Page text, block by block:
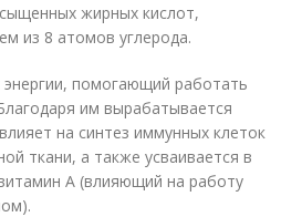
жирных кислот,
из 8 атомов углерода.
энергии, помогающий работать
им вырабатывается
на синтез иммунных клеток
ткани, а также усваивается в
А (влияющий на работу